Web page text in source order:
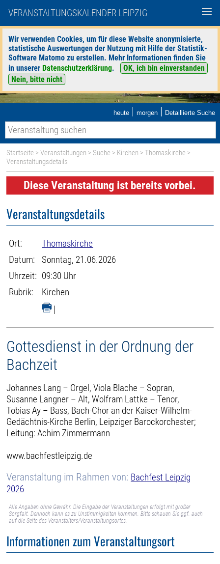
VERANSTALTUNGSKALENDER LEIPZIG
Wir verwenden Cookies, um für diese Website anonymisierte,
statistische Auswertungen der Nutzung mit Hilfe der Statistik-
Software Matomo zu erstellen. Mehr Informationen finden Sie
in unserer Datenschutzerklärung.
OK, ich bin einverstanden
Nein, bitte nicht
heute | morgen | Detaillierte Suche
Startseite >Veranstaltungen > Suche > Kirchen >Thomaskirche >
Veranstaltungsdetails
Diese Veranstaltung ist bereits vorbei.
Veranstaltungsdetails
Ort:
Thomaskirche
Datum:
Sonntag, 21.06.2026
Uhrzeit: 09:30 Uhr
Rubrik:
Kirchen
|
Gottesdienst in der Ordnung der
Bachzeit
Johannes Lang – Orgel, Viola Blache – Sopran,
Susanne Langner – Alt, Wolfram Lattke – Tenor,
Tobias Ay – Bass, Bach-Chor an der Kaiser-Wilhelm-
Gedächtnis-Kirche Berlin, Leipziger Barockorchester;
Leitung: Achim Zimmermann
www.bachfestleipzig.de
Veranstaltung im Rahmen von: Bachfest Leipzig
2026
Alle Angaben ohne Gewähr. Die Eingabe der Veranstaltungen erfolgt mit großer
Sorgfalt. Dennoch kann es zu Unstimmigkeiten kommen. Bitte schauen Sie ggf. auch
auf die Seite des Veranstalters/Veranstaltungsortes.
Informationen zum Veranstaltungsort